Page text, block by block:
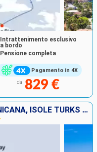
Pagamento in 4X
Intrattenimento esclusivo
a bordo
Pensione completa
da 829 €
BAHAMAS, REPUBBLICA DOMINICANA, ISOLE TURKS E CAICOS, STATI UNITI